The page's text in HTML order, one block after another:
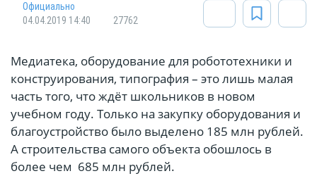
Официально
04.04.2019 14:40
27762
Медиатека, оборудование для робототехники и
конструирования, типография – это лишь малая
часть того, что ждёт школьников в новом
учебном году. Только на закупку оборудования и
благоустройство было выделено 185 млн рублей.
А строительства самого объекта обошлось в
более чем 685 млн рублей.